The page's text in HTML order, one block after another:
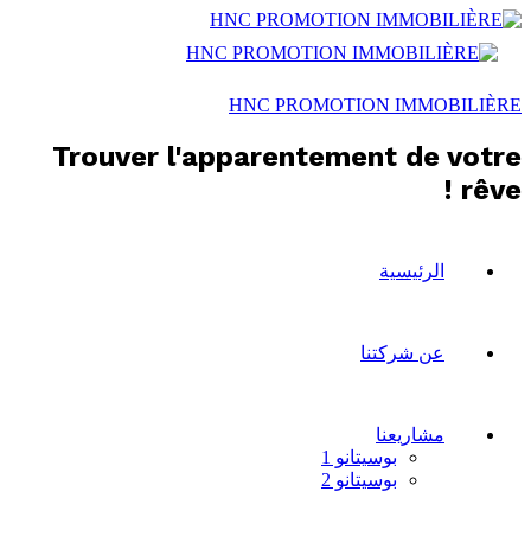
HNC PROMOTION IMMOBILIÈRE
Trouver l'apparentement de votre
rêve !
الرئيسية
عن شركتنا
مشاريعنا
بوسيتانو 1
بوسيتانو 2